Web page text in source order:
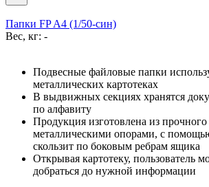
Папки FP A4 (1/50-син)
Вес, кг: -
Подвесные файловые папки
металлических картотеках
В выдвижных секциях хранятся
по алфавиту
Продукция изготовлена из прочного
металлическими опорами, с
скользит по боковым ребрам ящика
Открывая картотеку, пользователь
добраться до нужной информации